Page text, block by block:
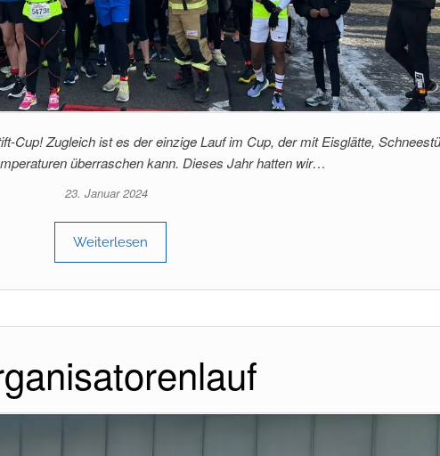
Cup! Zugleich ist es der einzige Lauf im Cup, der mit Eisglätte,
überraschen kann. Dieses Jahr hatten wir…
23. Januar 2024
Weiterlesen